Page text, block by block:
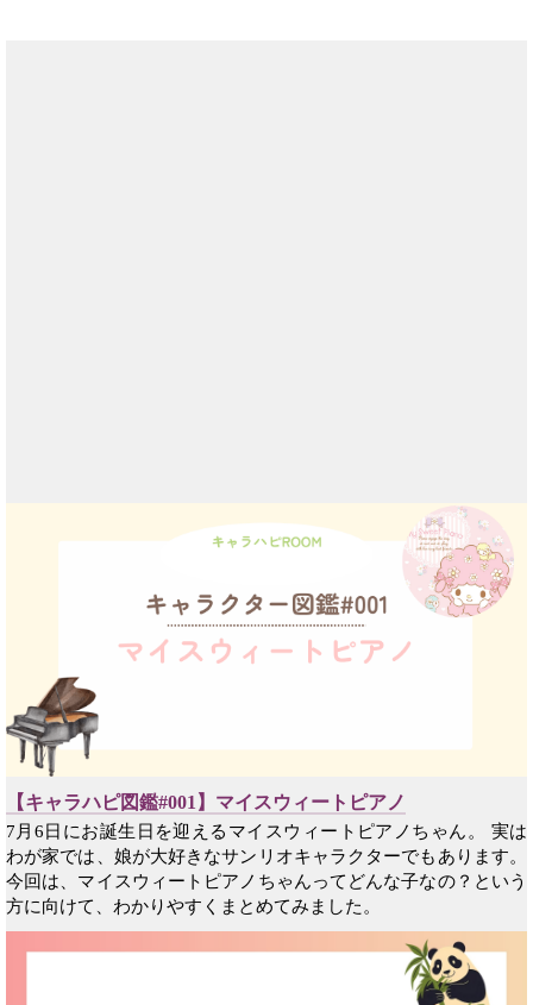
【キャラハピ図鑑#001】マイスウィートピアノ
7月6日にお誕生日を迎えるマイスウィートピアノちゃん。 実は
わが家では、娘が大好きなサンリオキャラクターでもあります。
今回は、マイスウィートピアノちゃんってどんな子なの？という
方に向けて、わかりやすくまとめてみました。